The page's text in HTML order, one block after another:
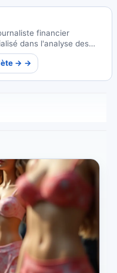
financier
dans l'analyse des
perspicaces
économiques complexes
→ →